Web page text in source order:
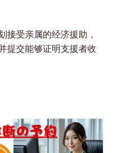
接受亲属的经济援助，
提交能够证明支援者收